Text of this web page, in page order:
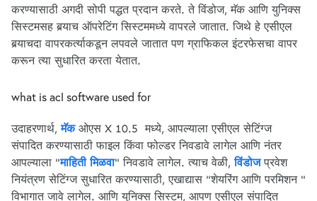
करण्यासाठी अगदी सोपी पद्धत प्रदान करते. ते विंडोज, मॅक आणि युनिक्स
सिस्टमसह बर्‍याच ऑपरेटिंग सिस्टममध्ये वापरले जातात. जिथे हे एसीएल
बर्‍याचदा वापरकर्त्याकडून लपवले जातात पण ग्राफिकल इंटरफेसचा वापर
करून त्या सुधारित करता येतात.
what is acl software used for
उदाहरणार्थ,मॅक ओएस X 10.5 मध्ये, आपल्याला एसीएल सेटिंग्ज
संपादित करण्यासाठी फाइल किंवा फोल्डर निवडावे लागेल आणि नंतर
आपल्याला "माहिती मिळवा" निवडावे लागेल. त्याच वेळी,विंडोजप्रवेश
नियंत्रण सेटिंग्ज सुधारित करण्यासाठी, एखाद्यास "शेयरिंग आणि परमिशन "
विभागात जावे लागेल. आणि युनिक्स सिस्टम, आपण एसीएल संपादित